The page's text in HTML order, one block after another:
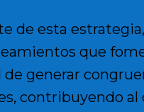
de esta
que
de generar
contribuyendo al